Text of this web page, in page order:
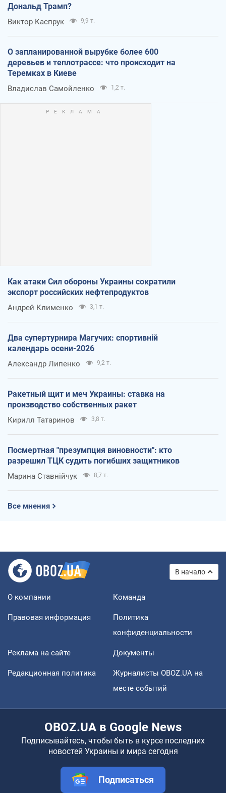
Дональд Трамп?
Виктор Каспрук 9,9 т.
О запланированной вырубке более 600
деревьев и теплотрассе: что происходит на
Теремках в Киеве
Владислав Самойленко 1,2 т.
Как атаки Сил обороны Украины сократили
экспорт российских нефтепродуктов
Андрей Клименко 3,1 т.
Два супертурнира Магучих: спортивній
календарь осени-2026
Александр Липенко 9,2 т.
Ракетный щит и меч Украины: ставка на
производство собственных ракет
Кирилл Татаринов 3,8 т.
Посмертная "презумпция виновности": кто
разрешил ТЦК судить погибших защитников
Марина Ставнійчук 8,7 т.
Все мнения
В начало
О компании Команда
Правовая информация
Политика
конфиденциальности
Реклама на сайте Документы
Редакционная политика
Журналисты OBOZ.UA на
месте событий
OBOZ.UA в Google News
Подписывайтесь, чтобы быть в курсе последних
новостей Украины и мира сегодня
Подписаться